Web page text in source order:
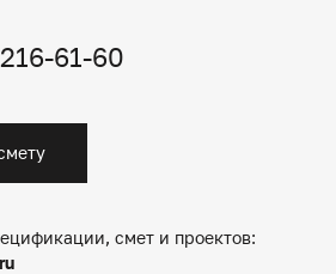
61-60
смет и проектов: